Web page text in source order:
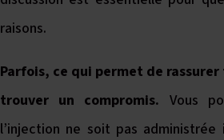
raisons.
Parfois, ce qui permet de
trouver un compromis. Vous
l’injection ne soit pas administrée